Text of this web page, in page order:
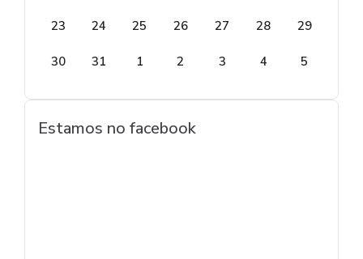
23 24 25 26 27 28 29
30 31 1 2 3 4 5
Estamos no facebook